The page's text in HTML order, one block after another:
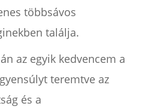
többsávos
találja.
az egyik kedvencem a
teremtve az
és a